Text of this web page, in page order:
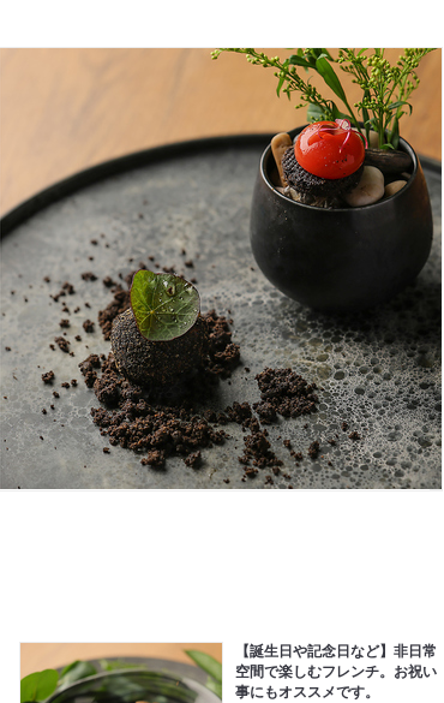
【誕生日や記念日など】非日常
空間で楽しむフレンチ。お祝い
事にもオススメです。